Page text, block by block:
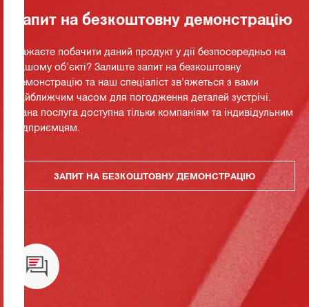
Запит на безкоштовну демонстрацію
Бажаєте побачити даний продукт у дії безпосередньо на
вашому об'єкті? Залиште запит на безкоштовну
демонстрацію та наш спеціаліст зв'яжеться з вами
найближчим часом для погодження деталей зустрічі.
Дана послуга доступна тільки компаніям та індивідульним
підприємцям.
ЗАПИТ НА БЕЗКОШТОВНУ ДЕМОНСТРАЦІЮ